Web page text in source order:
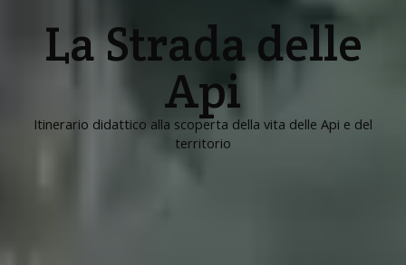
La Strada delle
Api
Itinerario didattico alla scoperta della vita delle Api e del
territorio